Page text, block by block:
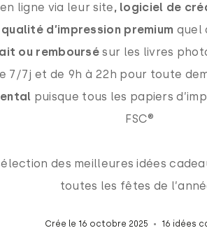
ligne via leur site, logiciel de
qualité d’impression premium quel
ou remboursésur les livres
7/7j et de 9h à 22h pour toute
puisque tous les papiers
FSC®
des meilleures idées
toutes les fêtes de
Crée le 16 octobre 2025 16 idées